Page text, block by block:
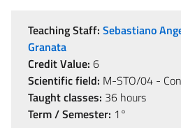
Teaching Staff: Sebastiano
Granata
Credit Value: 6
Scientific field: M-STO/04 -
Taught classes: 36 hours
Term / Semester: 1°